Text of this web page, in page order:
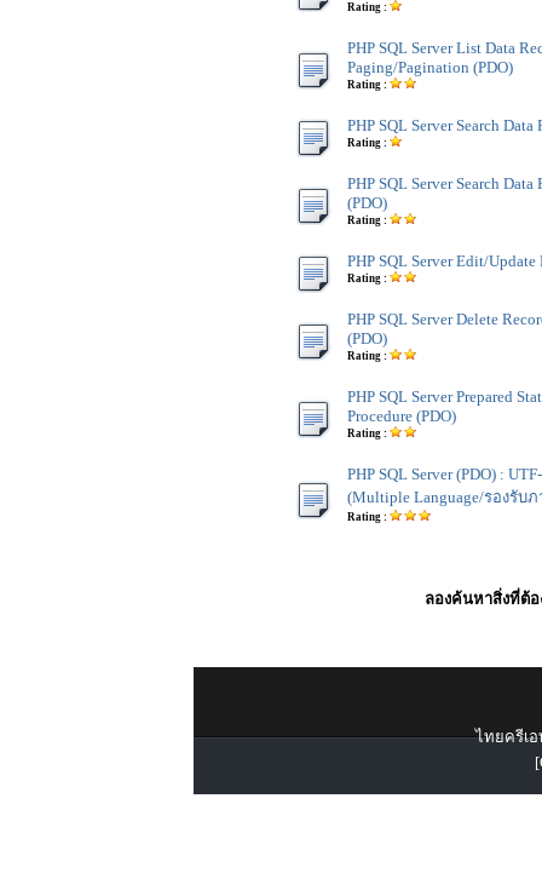
Rating :
PHP SQL Server List Data
Paging/Pagination (PDO)
Rating :
PHP SQL Server Search Data
Rating :
PHP SQL Server Search
(PDO)
Rating :
PHP SQL Server Edit/Update
Rating :
PHP SQL Server Delete
(PDO)
Rating :
PHP SQL Server Prepared
Procedure (PDO)
Rating :
PHP SQL Server (PDO) :
(Multiple Language/รองรับ
Rating :
ลองค้นหาสิ่งที่ต้อ
ไทยครีเอ
[